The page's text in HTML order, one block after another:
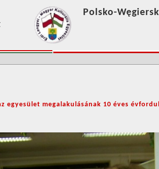
Polsko-
egyesület megalakulásának 10 éves